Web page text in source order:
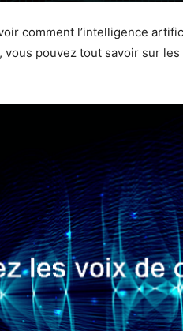
comment l’intelligence
vous pouvez tout savoir sur